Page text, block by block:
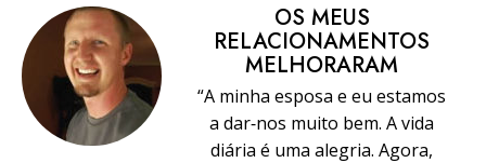
OS MEUS
RELACIONAMENTOS
MELHORARAM
“A minha esposa e eu estamos
a dar‑nos muito bem. A vida
diária é uma alegria. Agora,